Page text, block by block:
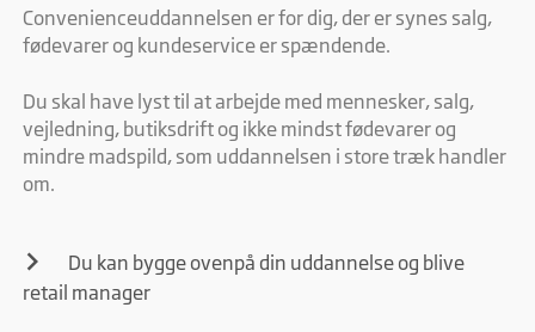
Convenienceuddannelsen er for dig, der er synes salg,
fødevarer og kundeservice er spændende.
Du skal have lyst til at arbejde med mennesker, salg,
vejledning, butiksdrift og ikke mindst fødevarer og
mindre madspild, som uddannelsen i store træk handler
om.
Du kan bygge ovenpå din uddannelse og blive
retail manager